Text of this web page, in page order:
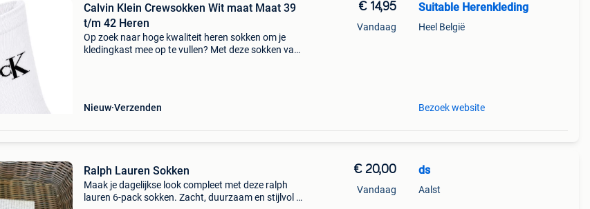
Calvin Klein Crewsokken Wit maat Maat 39
t/m 42 Heren
Op zoek naar hoge kwaliteit heren sokken om je
kledingkast mee op te vullen? Met deze sokken van
Nieuw Verzenden
€ 14,95
Vandaag
Suitable Herenkleding
Heel België
Bezoek website
Ralph Lauren Sokken
Maak je dagelijkse look compleet met deze ralph
lauren 6-pack sokken. Zacht, duurzaam en stijlvol –
€ 20,00
Vandaag
ds
Aalst